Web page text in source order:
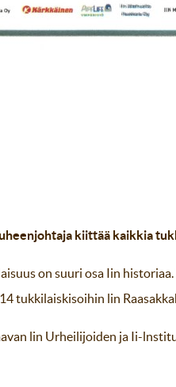
kiittää kaikkia
on suuri osa Iin
tukkilaiskisoihin lin
lin Urheilijoiden ja Ii-